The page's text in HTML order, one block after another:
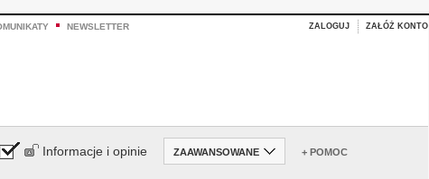
NEWSLETTER ZALOGUJ ZAŁÓŻ KONTO
Informacje i opinie ZAAWANSOWANE + POMOC